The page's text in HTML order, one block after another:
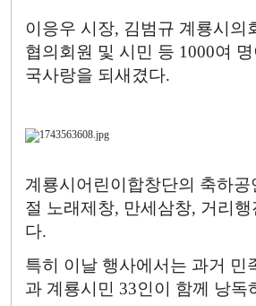
이응우 시장, 김범규 계룡시
협의회원 및 시민 등 1000여
국사랑을 되새겼다.
계룡시어린이합창단의 축하
절 노래제창, 만세삼창, 거리
다.
특히 이날 행사에서는 과거 민
과 계룡시민 33인이 함께 낭